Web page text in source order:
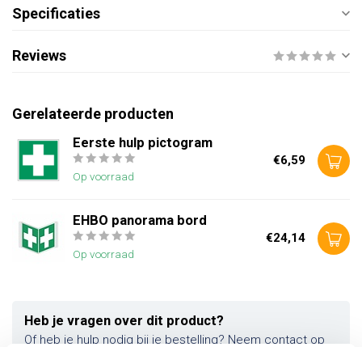
Specificaties
Reviews
Gerelateerde producten
Eerste hulp pictogram
Op voorraad
€6,59
EHBO panorama bord
Op voorraad
€24,14
Heb je vragen over dit product?
Of heb je hulp nodig bij je bestelling? Neem contact op